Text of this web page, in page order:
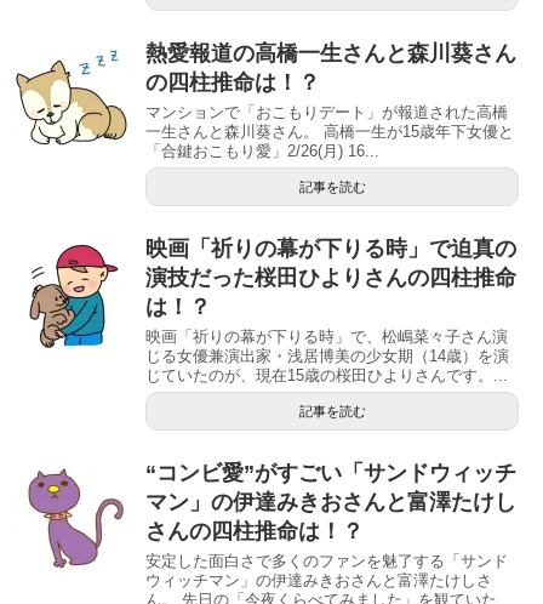
熱愛報道の高橋一生さんと森川葵さん
の四柱推命は！？
マンションで「おこもりデート」が報道された高橋
一生さんと森川葵さん。 高橋一生が15歳年下女優と
「合鍵おこもり愛」2/26(月) 16...
記事を読む
映画「祈りの幕が下りる時」で迫真の
演技だった桜田ひよりさんの四柱推命
は！？
映画「祈りの幕が下りる時」で、松嶋菜々子さん演
じる女優兼演出家・浅居博美の少女期（14歳）を演
じていたのが、現在15歳の桜田ひよりさんです。...
記事を読む
“コンビ愛”がすごい「サンドウィッチ
マン」の伊達みきおさんと富澤たけし
さんの四柱推命は！？
安定した面白さで多くのファンを魅了する「サンド
ウィッチマン」の伊達みきおさんと富澤たけしさ
ん。 先日の「今夜くらべてみました」を観ていた